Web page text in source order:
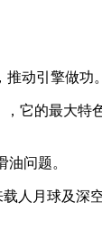
动引擎做功。
它的最大
问题。
人月球及深